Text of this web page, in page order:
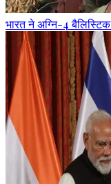
भारत ने अग्नि-4